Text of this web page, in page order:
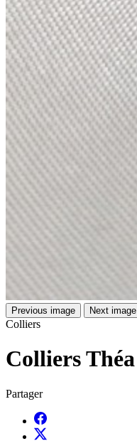
Previous image Next image
Colliers
Colliers Théa
Partager